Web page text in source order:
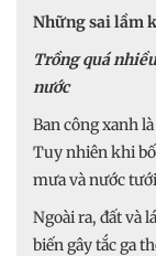
Những sai lầm
Trồng quá
nước
Ban công xanh
Tuy nhiên khi
mưa và nước
Ngoài ra, đất và
biến gây tắc ga